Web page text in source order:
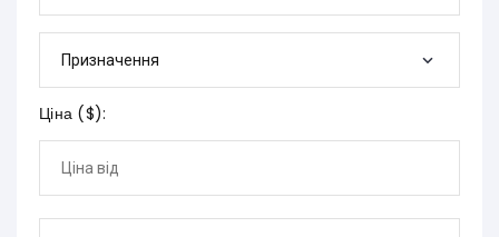
Призначення
Ціна ($):